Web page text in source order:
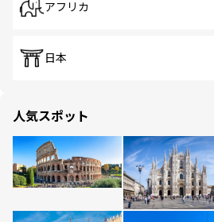
アフリカ
日本
人気スポット